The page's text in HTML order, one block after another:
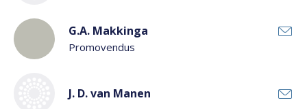
G.A. Makkinga
Promovendus
J. D. van Manen